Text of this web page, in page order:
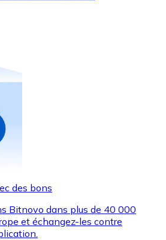
cadeaux de vos marques
de cartes-cadeaux
des bons
Bitnovo dans plus de 40 000
et échangez-les contre